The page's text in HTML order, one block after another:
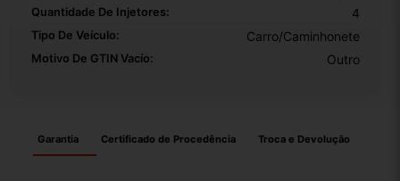
Quantidade De Injetores: 4
Tipo De Veículo: Carro/Caminhonete
Motivo De GTIN Vacío: Outro
Garantia Certificado de Procedência Troca e Devolução